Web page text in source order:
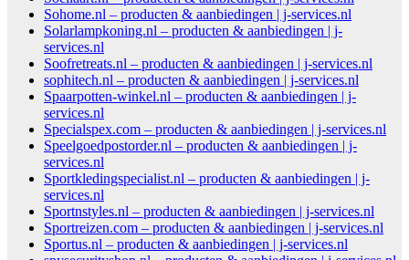
Sohome.nl – producten & aanbiedingen | j-services.nl
Solarlampkoning.nl – producten & aanbiedingen | j-
services.nl
Soofretreats.nl – producten & aanbiedingen | j-services.nl
sophitech.nl – producten & aanbiedingen | j-services.nl
Spaarpotten-winkel.nl – producten & aanbiedingen | j-
services.nl
Specialspex.com – producten & aanbiedingen | j-services.nl
Speelgoedpostorder.nl – producten & aanbiedingen | j-
services.nl
Sportkledingspecialist.nl – producten & aanbiedingen | j-
services.nl
Sportnstyles.nl – producten & aanbiedingen | j-services.nl
Sportreizen.com – producten & aanbiedingen | j-services.nl
Sportus.nl – producten & aanbiedingen | j-services.nl